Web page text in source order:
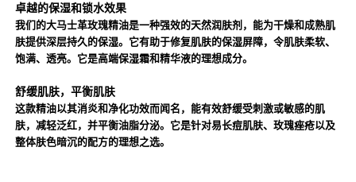
卓越的保湿和锁水效果
我们的大马士革玫瑰精油是一种强效的天然润肤剂，能为干燥和成熟肌
肤提供深层持久的保湿。它有助于修复肌肤的保湿屏障，令肌肤柔软、
饱满、透亮。它是高端保湿霜和精华液的理想成分。
舒缓肌肤，平衡肌肤
这款精油以其消炎和净化功效而闻名，能有效舒缓受刺激或敏感的肌
肤，减轻泛红，并平衡油脂分泌。它是针对易长痘肌肤、玫瑰痤疮以及
整体肤色暗沉的配方的理想之选。